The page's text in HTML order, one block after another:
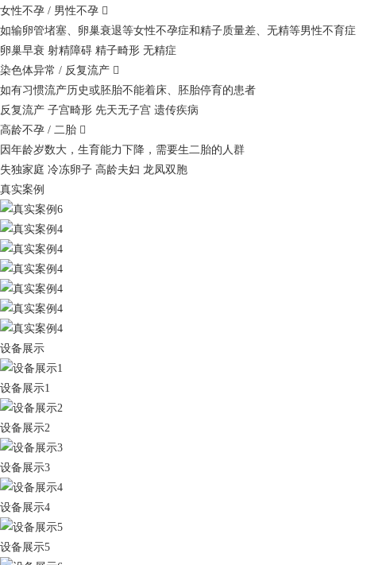
女性不孕 / 男性不孕 
如输卵管堵塞、卵巢衰退等女性不孕症和精子质量差、无精等男性不育症
卵巢早衰 射精障碍 精子畸形 无精症
染色体异常 / 反复流产 
如有习惯流产历史或胚胎不能着床、胚胎停育的患者
反复流产 子宫畸形 先天无子宫 遗传疾病
高龄不孕 / 二胎 
因年龄岁数大，生育能力下降，需要生二胎的人群
失独家庭 冷冻卵子 高龄夫妇 龙凤双胞
真实案例
设备展示
设备展示1
设备展示2
设备展示3
设备展示4
设备展示5